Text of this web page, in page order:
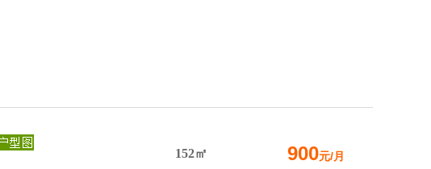
152㎡ 900元/月